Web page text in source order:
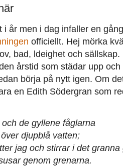
i år men i dag infaller en
officiellt. Hej mörka
bad, ldeighet och
årstid som städar upp
börja på nytt igen. Om
en Edith Södergran som
de gyllene fåglarna
djupblå vatten;
jag och stirrar i det granna
genom grenarna.